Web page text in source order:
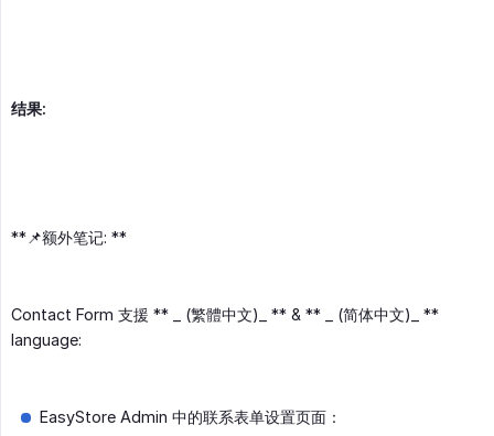
结果:
**📌额外笔记: **
Contact Form 支援 ** _ (繁體中文)_ ** & ** _ (简体中文)_ **
language:
EasyStore Admin 中的联系表单设置页面：